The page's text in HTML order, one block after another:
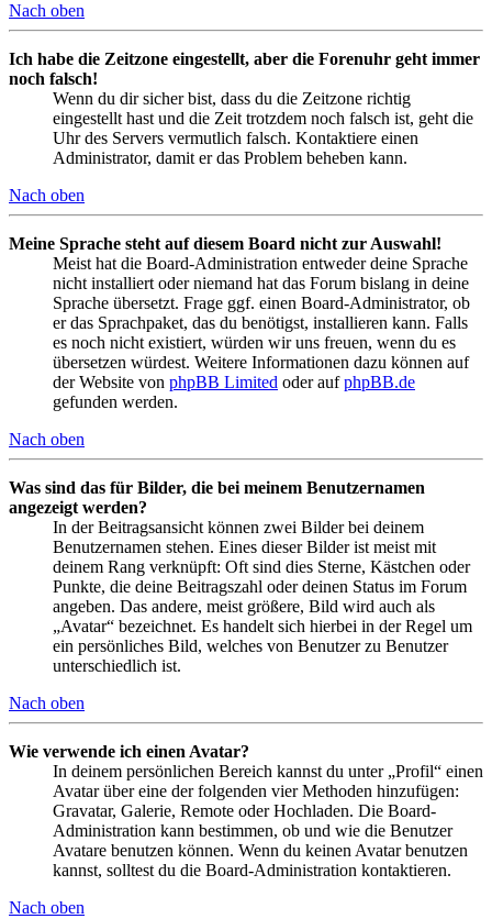
Nach oben
Ich habe die Zeitzone eingestellt, aber die Forenuhr geht immer
noch falsch!
Wenn du dir sicher bist, dass du die Zeitzone richtig
eingestellt hast und die Zeit trotzdem noch falsch ist, geht die
Uhr des Servers vermutlich falsch. Kontaktiere einen
Administrator, damit er das Problem beheben kann.
Nach oben
Meine Sprache steht auf diesem Board nicht zur Auswahl!
Meist hat die Board-Administration entweder deine Sprache
nicht installiert oder niemand hat das Forum bislang in deine
Sprache übersetzt. Frage ggf. einen Board-Administrator, ob
er das Sprachpaket, das du benötigst, installieren kann. Falls
es noch nicht existiert, würden wir uns freuen, wenn du es
übersetzen würdest. Weitere Informationen dazu können auf
der Website von phpBB Limited oder aufphpBB.de
gefunden werden.
Nach oben
Was sind das für Bilder, die bei meinem Benutzernamen
angezeigt werden?
In der Beitragsansicht können zwei Bilder bei deinem
Benutzernamen stehen. Eines dieser Bilder ist meist mit
deinem Rang verknüpft: Oft sind dies Sterne, Kästchen oder
Punkte, die deine Beitragszahl oder deinen Status im Forum
angeben. Das andere, meist größere, Bild wird auch als
„Avatar“ bezeichnet. Es handelt sich hierbei in der Regel um
ein persönliches Bild, welches von Benutzer zu Benutzer
unterschiedlich ist.
Nach oben
Wie verwende ich einen Avatar?
In deinem persönlichen Bereich kannst du unter „Profil“ einen
Avatar über eine der folgenden vier Methoden hinzufügen:
Gravatar, Galerie, Remote oder Hochladen. Die Board-
Administration kann bestimmen, ob und wie die Benutzer
Avatare benutzen können. Wenn du keinen Avatar benutzen
kannst, solltest du die Board-Administration kontaktieren.
Nach oben